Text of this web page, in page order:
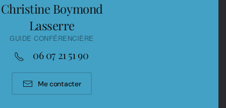
Christine Boymond
Lasserre
GUIDE CONFÉRENCIÈRE
06 07 21 51 90
Me contacter